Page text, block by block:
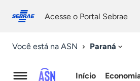
conosco
Acesse o Portal Sebrae
Você está na ASN Paraná
Início